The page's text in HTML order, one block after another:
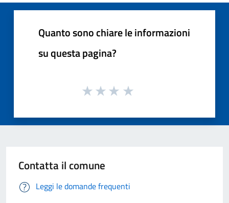
Quanto sono chiare le informazioni
su questa pagina?
Contatta il comune
Leggi le domande frequenti